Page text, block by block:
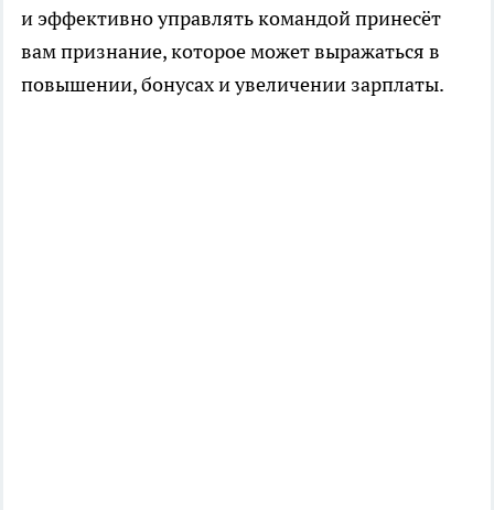
и эффективно управлять командой принесёт
вам признание, которое может выражаться в
повышении, бонусах и увеличении зарплаты.